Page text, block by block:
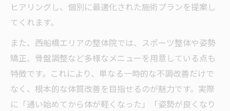
ヒアリングし、個別に最適化された施術プランを提案し
てくれます。
また、西船橋エリアの整体院では、スポーツ整体や姿勢
矯正、骨盤調整など多様なメニューを用意している点も
特徴です。これにより、単なる一時的な不調改善だけで
なく、根本的な体質改善を目指せるのが魅力です。実際
に「通い始めてから体が軽くなった」「姿勢が良くなり